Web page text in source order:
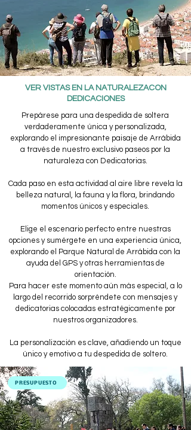
VER VISTAS EN LA NATURALEZACON
DEDICACIONES
Prepárese para una despedida de soltera
verdaderamente única y personalizada,
explorando el impresionante paisaje de Arrábida
a través de nuestro exclusivo paseos por la
naturaleza con Dedicatorias.
Cada paso en esta actividad al aire libre revela la
belleza natural, la fauna y la flora, brindando
momentos únicos y especiales.
Elige el escenario perfecto entre nuestras
opciones y sumérgete en una experiencia única,
explorando el Parque Natural de Arrábida con la
ayuda del GPS y otras herramientas de
orientación.
Para hacer este momento aún más especial, a lo
largo del recorrido sorpréndete con mensajes y
dedicatorias colocadas estratégicamente por
nuestros organizadores.
La personalización es clave, añadiendo un toque
único y emotivo a tu despedida de soltero.
PRESUPUESTO